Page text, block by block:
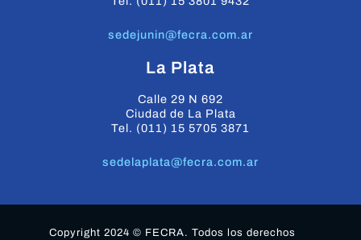
sedejunin@fecra.com.ar
La Plata
Calle 29 N 692
Ciudad de La Plata
Tel. (011) 15 5705 3871
sedelaplata@fecra.com.ar
Copyright 2024 © FECRA. Todos los derechos